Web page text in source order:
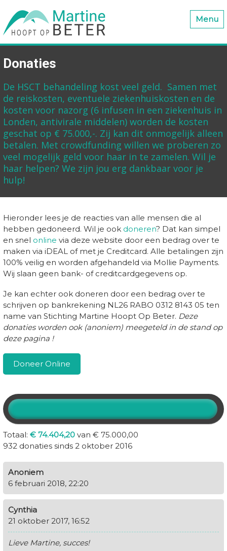
Menu
Donaties
De HSCT behandeling kost veel geld. Samen met
de reiskosten, eventuele ziekenhuiskosten en de
kosten voor nazorg (6 infusen in een ziekenhuis in
Londen, antivirale middelen) worden de kosten
geschat op € 75.000,-. Zij kan dit onmogelijk alleen
betalen. Met crowdfunding willen we proberen zo
veel mogelijk geld voor haar in te zamelen. Wil je
haar helpen? We zijn jou erg dankbaar voor je
hulp!
Hieronder lees je de reacties van alle mensen die al
hebben gedoneerd. Wil je ook doneren? Dat kan simpel
en snel online via deze website door een bedrag over te
maken via iDEAL of met je Creditcard. Alle betalingen zijn
100% veilig en worden afgehandeld via Mollie Payments.
Wij slaan geen bank- of creditcardgegevens op.
Je kan echter ook doneren door een bedrag over te
schrijven op bankrekening NL26 RABO 0312 8143 05 ten
name van Stichting Martine Hoopt Op Beter. Deze
donaties worden ook (anoniem) meegeteld in de stand op
deze pagina !
Doneer Online
Totaal: € 74.404,20 van € 75.000,00
932 donaties sinds 2 oktober 2016
Anoniem
6 februari 2018, 22:20
Cynthia
21 oktober 2017, 16:52
Lieve Martine, succes!